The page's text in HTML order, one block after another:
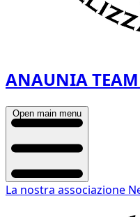
ANAUNIA
Open main menu
La nostra associazione